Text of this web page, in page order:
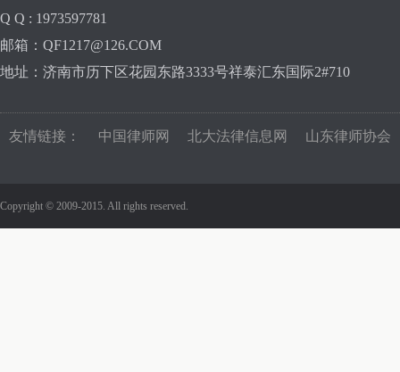
Q Q : 1973597781
邮箱：QF1217@126.COM
地址：济南市历下区花园东路3333号祥泰汇东国际2#710
友情链接： 中国律师网 北大法律信息网 山东律师协会
Copyright © 2009-2015. All rights reserved.